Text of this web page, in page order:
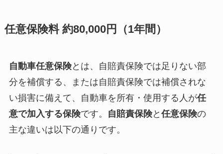
任意保険料 約80,000円（1年間）
自動車任意保険とは、自賠責保険では足りない部
分を補償する、または自賠責保険では補償されな
い損害に備えて、自動車を所有・使用する人が任
意で加入する保険です。 自賠責保険と 任意保険の
主な違いは以下の通りです。